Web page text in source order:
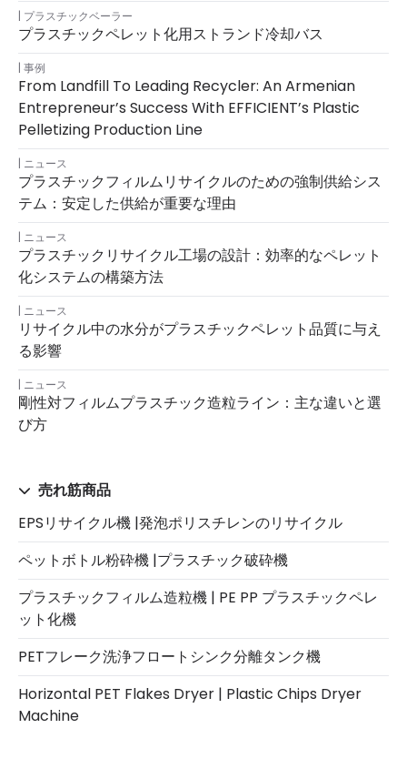
プラスチックベーラー
プラスチックペレット化用ストランド冷却バス
事例
From Landfill To Leading Recycler: An Armenian
Entrepreneur’s Success With EFFICIENT’s Plastic
Pelletizing Production Line
ニュース
プラスチックフィルムリサイクルのための強制供給シス
テム：安定した供給が重要な理由
ニュース
プラスチックリサイクル工場の設計：効率的なペレット
化システムの構築方法
ニュース
リサイクル中の水分がプラスチックペレット品質に与え
る影響
ニュース
剛性対フィルムプラスチック造粒ライン：主な違いと選
び方
売れ筋商品
EPSリサイクル機 |発泡ポリスチレンのリサイクル
ペットボトル粉砕機 |プラスチック破砕機
プラスチックフィルム造粒機 | PE PP プラスチックペレ
ット化機
PETフレーク洗浄フロートシンク分離タンク機
Horizontal PET Flakes Dryer | Plastic Chips Dryer
Machine